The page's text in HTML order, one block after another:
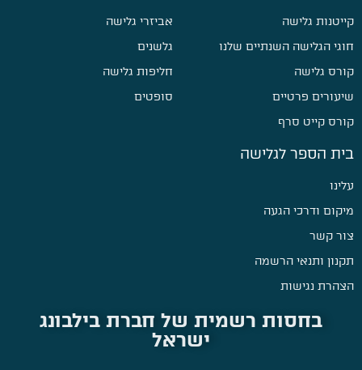
קייטנות גלישה
חוגי הגלישה השנתיים שלנו
קורס גלישה
שיעורים פרטיים
קורס קייט סרף
אביזרי גלישה
גלשנים
חליפות גלישה
סופטים
בית הספר לגלישה
עלינו
מיקום ודרכי הגעה
צור קשר
תקנון ותנאי הרשמה
הצהרת נגישות
בחסות רשמית של חברת בילבונג
ישראל